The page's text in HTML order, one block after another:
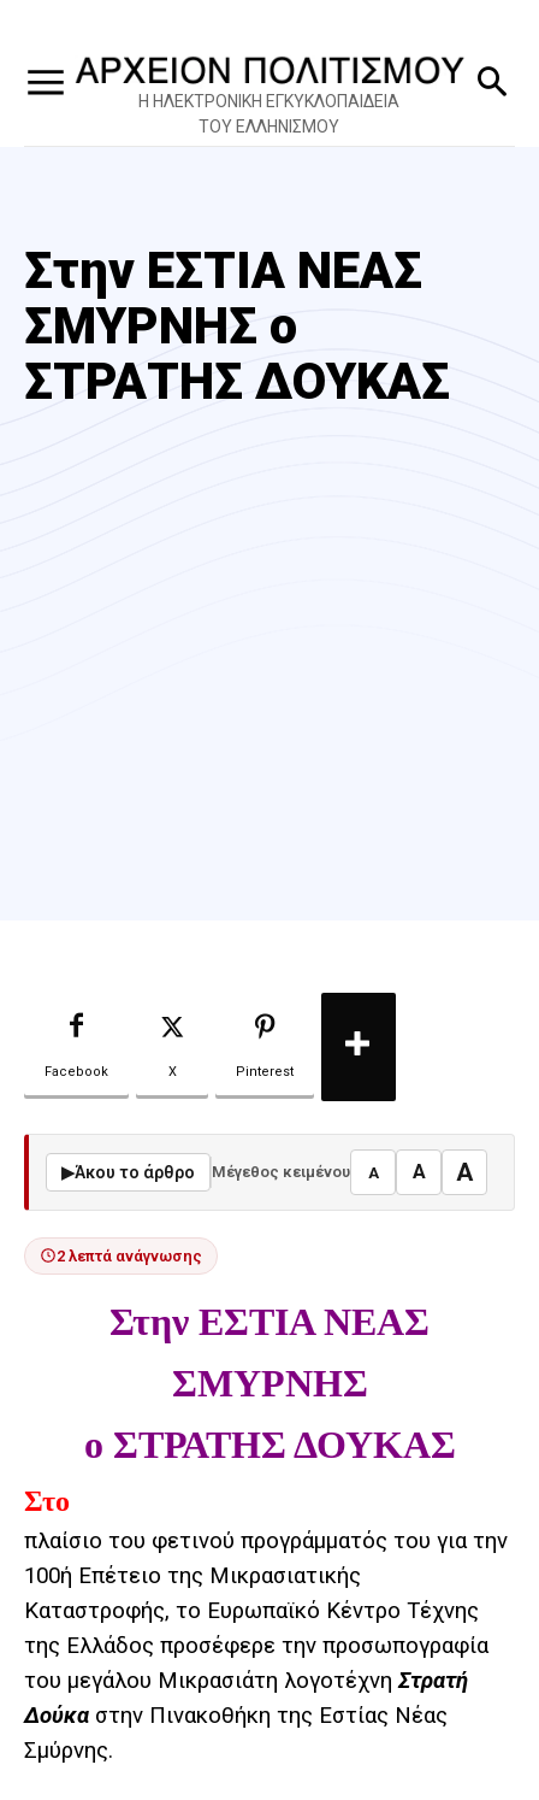
Η ΗΛΕΚΤΡΟΝΙΚΗ ΕΓΚΥΚΛΟΠΑΙΔΕΙΑ
ΤΟΥ ΕΛΛΗΝΙΣΜΟΥ
Στην ΕΣΤΙΑ ΝΕΑΣ
ΣΜΥΡΝΗΣ ο
ΣΤΡΑΤΗΣ ΔΟΥΚΑΣ
Facebook X Pinterest
▶Άκου το άρθρο Μέγεθος κειμένου A A A
2 λεπτά ανάγνωσης
Στην ΕΣΤΙΑ ΝΕΑΣ
ΣΜΥΡΝΗΣ
ο ΣΤΡΑΤΗΣ ΔΟΥΚΑΣ
Στο
πλαίσιο του φετινού προγράμματός του για την
100ή Επέτειο της Μικρασιατικής
Καταστροφής, το Ευρωπαϊκό Κέντρο Τέχνης
της Ελλάδος προσέφερε την προσωπογραφία
του μεγάλου Μικρασιάτη λογοτέχνηΣτρατή
Δούκα στην Πινακοθήκη της Εστίας Νέας
Σμύρνης.